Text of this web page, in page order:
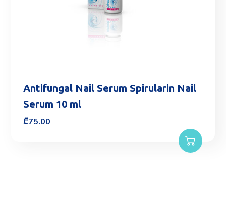
Antifungal Nail Serum Spirularin Nail
Serum 10 ml
₾75.00